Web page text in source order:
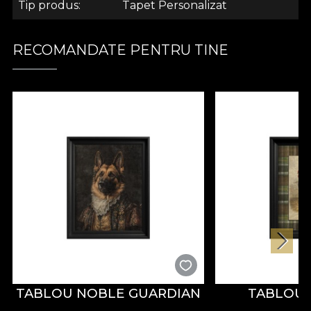
.
Tapetul colectiei Natural elements iti permite sa
descoperi un fragment de natura si sa il asterni pe
peretii locuintei tale. Este o colectie unde verdele
predomina. O colectie unde instantele mediului se
dezvaluie in toata frumusetea si nobletea lor,
avand un efect pozitiv asupra psihicului. Aceasta
culoare influenteaza starile emotionale si
pricinuieste un efect calmant, odihnitor.
Tip produs Tapet Personalizat
RECOMANDATE PENTRU TINE
TABLOU NOBLE GUARDIAN TABLOU